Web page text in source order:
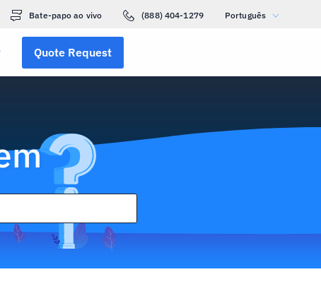
Bate-papo ao vivo (888) 404-1279 Português
Quote Request